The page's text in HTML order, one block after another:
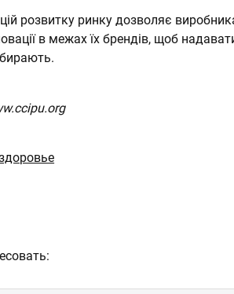
розвитку ринку дозволяє
в межах їх брендів, щоб